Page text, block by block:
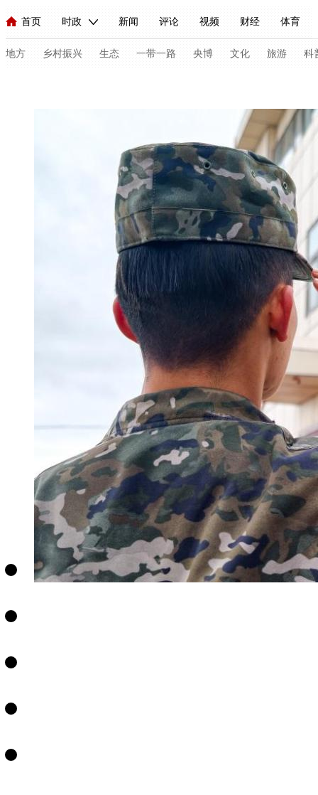
首页 时政 新闻 评论 视频 财经 体育
人民领袖习近平 联播+ 中国领导人 央视快评 习式妙语
直播 栏目大全 节目单 听音 微视频 主持人
海外频道 iPanda English Монгол
地方 乡村振兴 生态 一带一路 央博 文化 旅游 科
国际 评论 经济 军事 科技
联播+ 热解读 天天学习 习式妙语
小央直播 直播中国 熊猫频道
比划 快看 蓝海中国 新兵请入列
竞猜 2026年世界杯 2026年冬奥会
CCTV奥林匹克频道 体育江湖
乡村振兴 一带一路 央博
大国保险 云顶对话 云起
CCTV.节目官网 直播 节目单 栏目 片库 热播榜